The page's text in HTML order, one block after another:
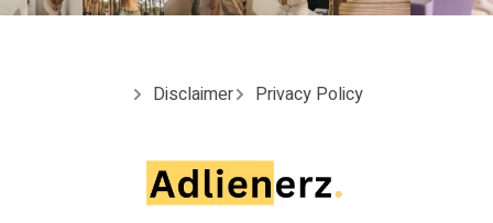
Disclaimer Privacy Policy